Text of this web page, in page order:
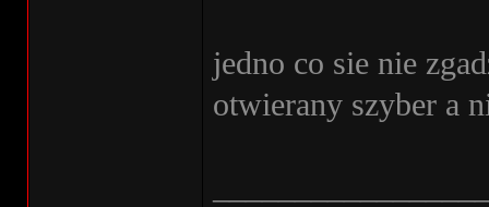
jedno co sie nie
otwierany szyber a